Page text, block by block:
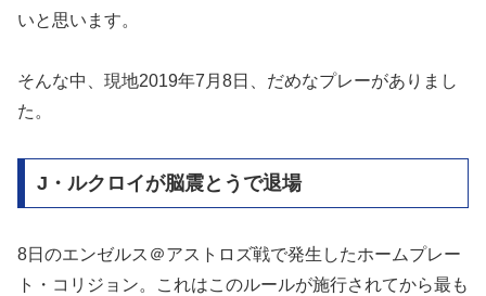
いと思います。
そんな中、現地2019年7月8日、だめなプレーがありまし
た。
J・ルクロイが脳震とうで退場
8日のエンゼルス＠アストロズ戦で発生したホームプレー
ト・コリジョン。これはこのルールが施行されてから最も